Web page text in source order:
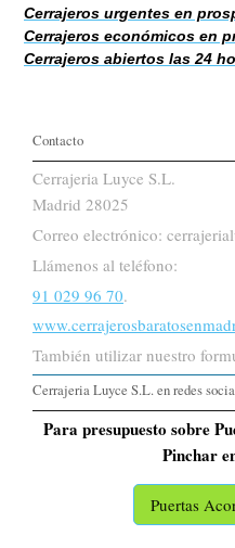
Cerrajeros urgentes en
Cerrajeros económicos en
Cerrajeros abiertos las 24
Contacto
Cerrajeria Luyce S.L.
Madrid 28025
Correo electrónico:
Llámenos al teléfono:
91 029 96 70.
También utilizar nuestro
Cerrajeria Luyce S.L. en redes
Para presupuesto sobre
Pinchar
Puertas